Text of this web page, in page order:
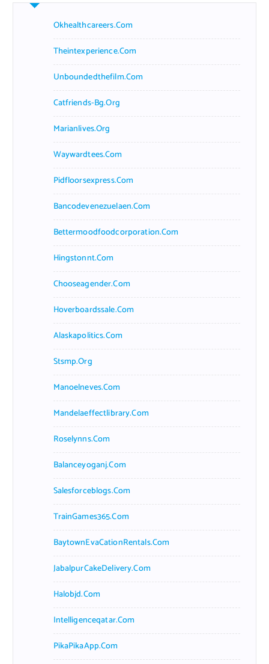
Okhealthcareers.com
Theintexperience.com
Unboundedthefilm.com
Catfriends-Bg.org
Marianlives.org
Waywardtees.com
Pidfloorsexpress.com
Bancodevenezuelaen.com
Bettermoodfoodcorporation.com
Hingstonnt.com
Chooseagender.com
Hoverboardssale.com
Alaskapolitics.com
Stsmp.org
Manoelneves.com
Mandelaeffectlibrary.com
Roselynns.com
Balanceyoganj.com
Salesforceblogs.com
TrainGames365.com
BaytownEvaCationRentals.com
JabalpurCakeDelivery.com
Halobjd.com
Intelligenceqatar.com
PikaPikaApp.com